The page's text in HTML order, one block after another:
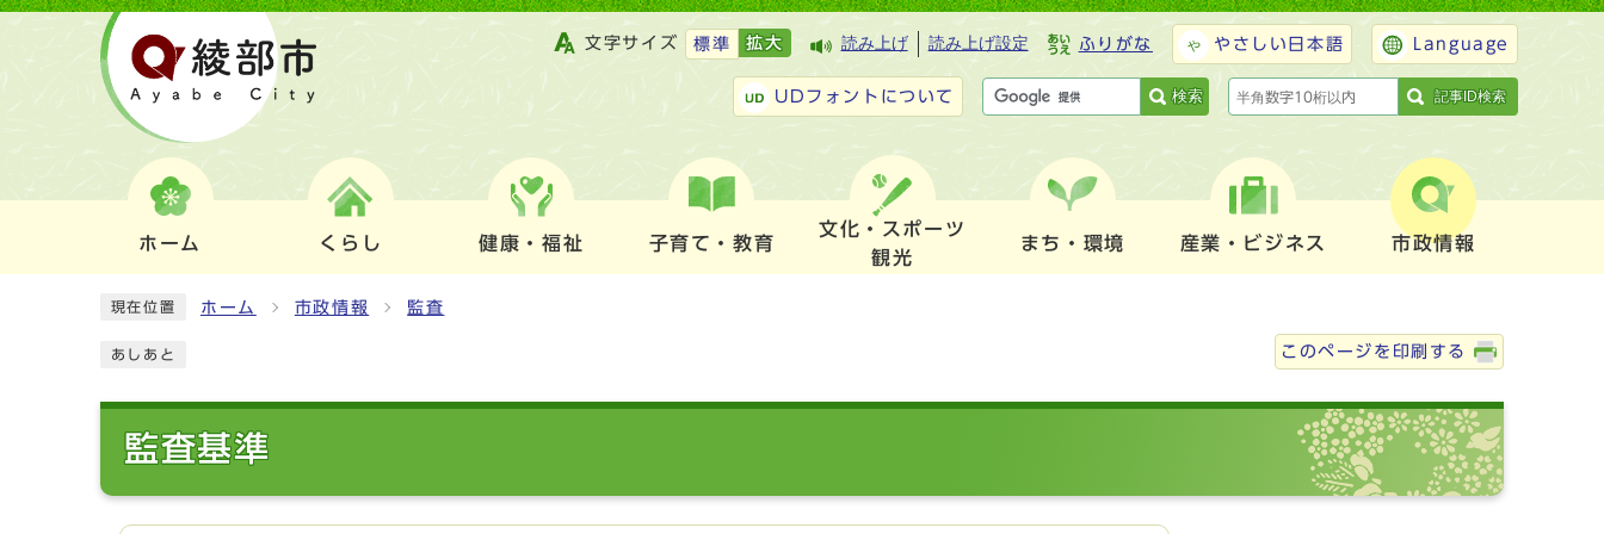
文字サイズ 標準 拡大 読み上げ 読み上げ設定 ふりがな やさしい日本語 Language
UDフォントについて 検索 記事ID検索
ホーム くらし 健康・福祉 子育て・教育
文化・スポーツ
観光
まち・環境 産業・ビジネス 市政情報
現在位置 ホーム 市政情報 監査
あしあと このページを印刷する
監査基準